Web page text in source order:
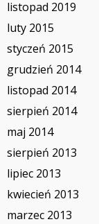
listopad 2019
luty 2015
styczeń 2015
grudzień 2014
listopad 2014
sierpień 2014
maj 2014
sierpień 2013
lipiec 2013
kwiecień 2013
marzec 2013